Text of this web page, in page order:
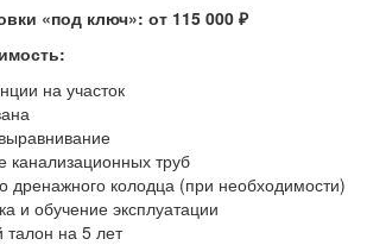
«под ключ»: от 115 000 ₽
на участок
канализационных труб
дренажного колодца (при необходимости)
и обучение эксплуатации
талон на 5 лет